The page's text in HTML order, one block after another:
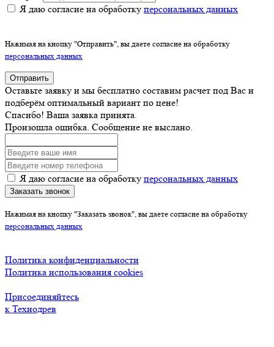
Я даю согласие на обработку персональных данных
Нажимая на кнопку "Отправить", вы даете согласие на обработку
персональных данных
Отправить
Оставьте заявку и мы бесплатно составим расчет под Вас и
подберём оптимальный вариант по цене!
Спасибо! Ваша заявка принята.
Произошла ошибка. Сообщение не выслано.
Я даю согласие на обработку персональных данных
Заказать звонок
Нажимая на кнопку "Заказать звонок", вы даете согласие на обработку
персональных данных
Политика конфиденциальности
Политика использования cookies
Присоединяйтесь
к Технодрев